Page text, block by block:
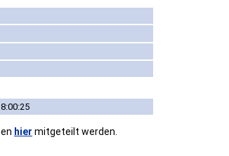
hier mitgeteilt werden.